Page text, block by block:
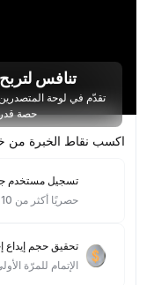
تنافس لتربح
حصة قدرها 2,500 USDT كل أسبوع.
اكسب نقاط الخبرة من خلال
تسجيل مستخدم جديد
حصريًا أكثر من 10
الإتمام للمرّة الأولى+30